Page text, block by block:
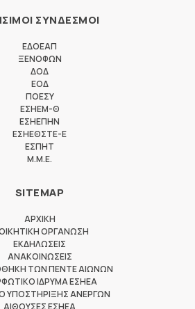
ΣΥΝΔΕΣΜΟΙ
ΕΔΟΕΑΠ
ΞΕΝΟΦΩΝ
ΔΟΔ
ΕΟΔ
ΠΟΕΣΥ
ΕΣΗΕΜ-Θ
ΕΣΗΕΠΗΝ
ΕΣΗΕΘΣΤΕ-Ε
ΕΣΠΗΤ
M.M.E.
SITEMAP
ΑΡΧΙΚΗ
ΟΡΓΑΝΩΣΗ
ΕΚΔΗΛΩΣΕΙΣ
ΑΝΑΚΟΙΝΩΣΕΙΣ
ΤΩΝ ΠΕΝΤΕ ΑΙΩΝΩΝ
ΙΔΡΥΜΑ ΕΣΗΕΑ
ΥΠΟΣΤΗΡΙΞΗΣ ΑΝΕΡΓΩΝ